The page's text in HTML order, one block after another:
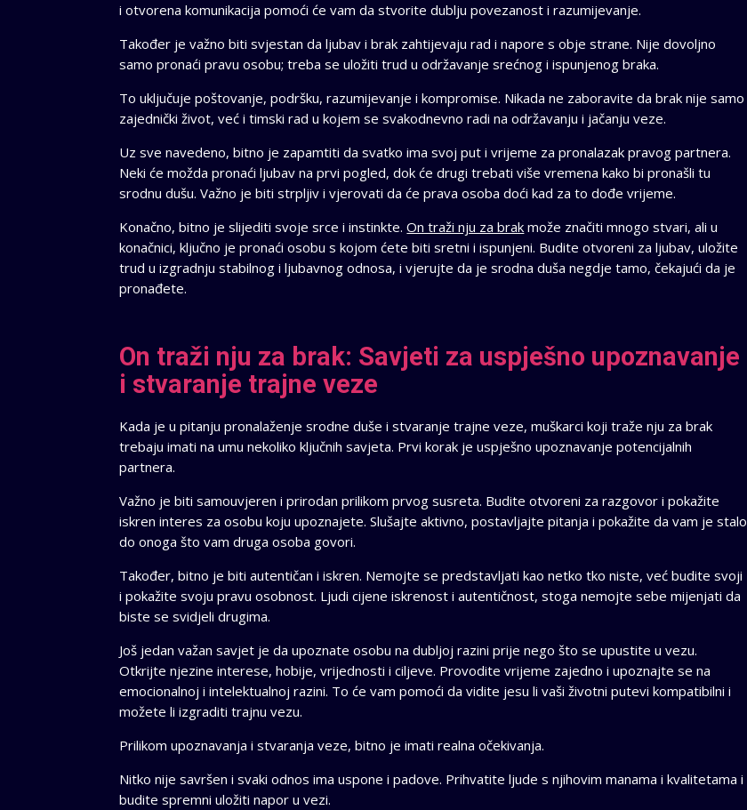
i otvorena komunikacija pomoći će vam da stvorite dublju povezanost i razumijevanje.
Također je važno biti svjestan da ljubav i brak zahtijevaju rad i napore s obje strane. Nije dovoljno
samo pronaći pravu osobu; treba se uložiti trud u održavanje srećnog i ispunjenog braka.
To uključuje poštovanje, podršku, razumijevanje i kompromise. Nikada ne zaboravite da brak nije samo
zajednički život, već i timski rad u kojem se svakodnevno radi na održavanju i jačanju veze.
Uz sve navedeno, bitno je zapamtiti da svatko ima svoj put i vrijeme za pronalazak pravog partnera.
Neki će možda pronaći ljubav na prvi pogled, dok će drugi trebati više vremena kako bi pronašli tu
srodnu dušu. Važno je biti strpljiv i vjerovati da će prava osoba doći kad za to dođe vrijeme.
Konačno, bitno je slijediti svoje srce i instinkte.On traži nju za brak može značiti mnogo stvari, ali u
konačnici, ključno je pronaći osobu s kojom ćete biti sretni i ispunjeni. Budite otvoreni za ljubav, uložite
trud u izgradnju stabilnog i ljubavnog odnosa, i vjerujte da je srodna duša negdje tamo, čekajući da je
pronađete.
On traži nju za brak: Savjeti za uspješno upoznavanje
i stvaranje trajne veze
Kada je u pitanju pronalaženje srodne duše i stvaranje trajne veze, muškarci koji traže nju za brak
trebaju imati na umu nekoliko ključnih savjeta. Prvi korak je uspješno upoznavanje potencijalnih
partnera.
Važno je biti samouvjeren i prirodan prilikom prvog susreta. Budite otvoreni za razgovor i pokažite
iskren interes za osobu koju upoznajete. Slušajte aktivno, postavljajte pitanja i pokažite da vam je stalo
do onoga što vam druga osoba govori.
Također, bitno je biti autentičan i iskren. Nemojte se predstavljati kao netko tko niste, već budite svoji
i pokažite svoju pravu osobnost. Ljudi cijene iskrenost i autentičnost, stoga nemojte sebe mijenjati da
biste se svidjeli drugima.
Još jedan važan savjet je da upoznate osobu na dubljoj razini prije nego što se upustite u vezu.
Otkrijte njezine interese, hobije, vrijednosti i ciljeve. Provodite vrijeme zajedno i upoznajte se na
emocionalnoj i intelektualnoj razini. To će vam pomoći da vidite jesu li vaši životni putevi kompatibilni i
možete li izgraditi trajnu vezu.
Prilikom upoznavanja i stvaranja veze, bitno je imati realna očekivanja.
Nitko nije savršen i svaki odnos ima uspone i padove. Prihvatite ljude s njihovim manama i kvalitetama i
budite spremni uložiti napor u vezi.